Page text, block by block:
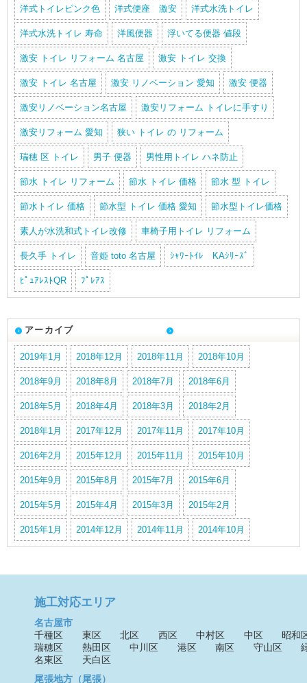
洋式トイレピンク色 洋式便座 激安 洋式水洗トイレ
洋式水洗トイレ 寿命 洋風便器 浮いてる便器 値段
激安 トイレ リフォーム 名古屋 激安 トイレ 交換
激安 トイレ 名古屋 激安 リノベーション 愛知 激安 便器
激安リノベーション名古屋 激安リフォーム トイレに手すり
激安リフォーム 愛知 狭い トイレ の リフォーム
瑞穂 区 トイレ 男子 便器 男性用トイレ ハネ防止
節水 トイレ リフォーム 節水 トイレ 価格 節水 型 トイレ
節水トイレ 価格 節水型 トイレ 価格 愛知 節水型トイレ価格
素人が水洗和式トイレ改修 車椅子用トイレ リフォーム
長久手 トイレ 音姫 toto 名古屋 ｼｬﾜｰﾄｲﾚ KAｼﾘｰｽﾞ
ﾋﾟｭｱﾚｽﾄQR ﾌﾟﾚｱｽ
アーカイブ
2019年1月 2018年12月 2018年11月 2018年10月
2018年9月 2018年8月 2018年7月 2018年6月
2018年5月 2018年4月 2018年3月 2018年2月
2018年1月 2017年12月 2017年11月 2017年10月
2016年2月 2015年12月 2015年11月 2015年10月
2015年9月 2015年8月 2015年7月 2015年6月
2015年5月 2015年4月 2015年3月 2015年2月
2015年1月 2014年12月 2014年11月 2014年10月
施工対応エリア
名古屋市
千種区
東区 北区 西区 中村区 中区
昭和
瑞穂区
熱田区 中川区 港区 南区 守山区
名東区
天白区
尾張地方（尾張）